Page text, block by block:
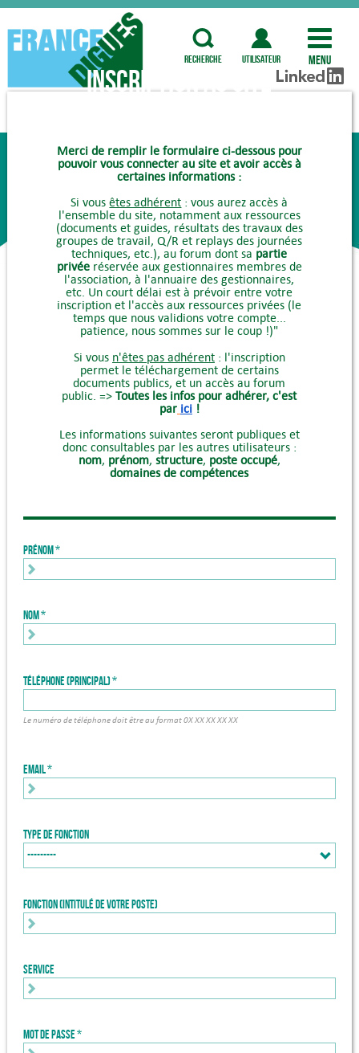
recherche utilisateur Menu
Inscription au site
Merci de remplir le formulaire ci-dessous pour
pouvoir vous connecter au site et avoir accès à
certaines informations :
Si vousêtes adhérent : vous aurez accès à
l'ensemble du site, notamment aux ressources
(documents et guides, résultats des travaux des
groupes de travail, Q/R et replays des journées
techniques, etc.), au forum dont sa partie
privéeréservée aux gestionnaires membres de
l'association, à l'annuaire des gestionnaires,
etc. Un court délai est à prévoir entre votre
inscription et l'accès aux ressources privées (le
temps que nous validions votre compte...
patience, nous sommes sur le coup !)"
Si vous n'êtes pas adhérent: l'inscription
permet le téléchargement de certains
documents publics, et un accès au forum
public. =>Toutes les infos pour adhérer, c'est
par ici !
Les informations suivantes seront publiques et
donc consultables par les autres utilisateurs :
nom, prénom, structure, poste occupé,
domaines de compétences
Prénom
Nom
Téléphone (principal)
Le numéro de téléphone doit être au format 0X XX XX XX XX
Email
Type de fonction
Fonction (intitulé de votre poste)
Service
Mot de passe